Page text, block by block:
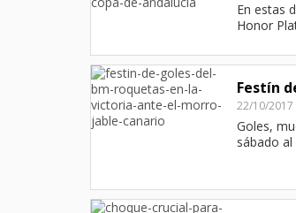
En estas
Honor
Festín
22/10/
Goles,
sábado